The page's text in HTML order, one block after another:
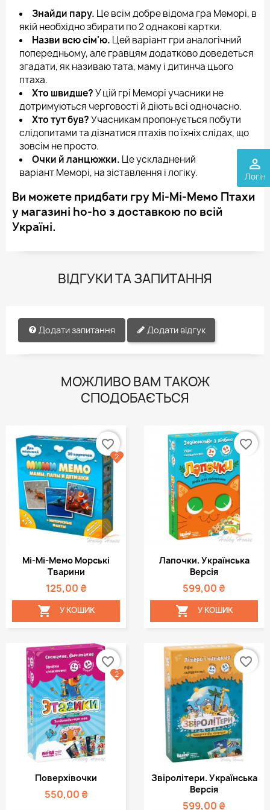
perm_identity
Логін
Знайди пару. Це всім добре відома гра Меморі, в
якій необхідно збирати по 2 однакові картки.
Назви всю сім'ю. Цей варіант гри аналогічний
попередньому, але гравцям додатково доведеться
згадати, як називаю тата, маму і дитинча цього
птаха.
Хто швидше?У цій грі Меморі учасники не
дотримуються черговості й діють всі одночасно.
Хто тут був?Учасникам пропонується побути
слідопитами та дізнатися птахів по їхніх слідах, що
зовсім не просто.
Очки й ланцюжки. Це ускладнений
варіант Меморі, на зіставлення і логіку.
Ви можете придбати гру Мі-Мі-Мемо Птахи
у магазині ho-ho з доставкою по всій
Україні.
ВІДГУКИ ТА ЗАПИТАННЯ
Додати запитання Додати відгук
МОЖЛИВО ВАМ ТАКОЖ
СПОДОБАЄТЬСЯ
Мі-Мі-Мемо Морські
Тварини
125,00 ₴
 У КОШИК
favorite_border
2
Лапочки. Українська
Версія
599,00 ₴
 У КОШИК
favorite_border
Поверхівочки
550,00 ₴
favorite_border
2
Звіролітери. Українська
Версія
599,00 ₴
favorite_border